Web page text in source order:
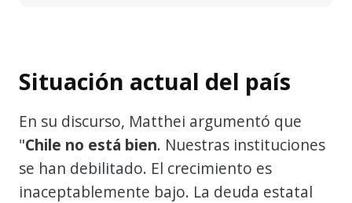
Situación actual del país
En su discurso, Matthei argumentó que
"Chile no está bien. Nuestras instituciones
se han debilitado. El crecimiento es
inaceptablemente bajo. La deuda estatal